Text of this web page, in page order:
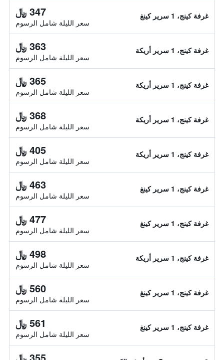
غرفة كينج، 1 سرير كينغ 347 ﷼
سعر الليلة شامل الرسوم
غرفة كينج، 1 سرير أريكة 363 ﷼
سعر الليلة شامل الرسوم
غرفة كينج، 1 سرير أريكة 365 ﷼
سعر الليلة شامل الرسوم
غرفة كينج، 1 سرير أريكة 368 ﷼
سعر الليلة شامل الرسوم
غرفة كينج، 1 سرير أريكة 405 ﷼
سعر الليلة شامل الرسوم
غرفة كينج، 1 سرير كينغ 463 ﷼
سعر الليلة شامل الرسوم
غرفة كينج، 1 سرير كينغ 477 ﷼
سعر الليلة شامل الرسوم
غرفة كينج، 1 سرير أريكة 498 ﷼
سعر الليلة شامل الرسوم
غرفة كينج، 1 سرير كينغ 560 ﷼
سعر الليلة شامل الرسوم
غرفة كينج، 1 سرير كينغ 561 ﷼
سعر الليلة شامل الرسوم